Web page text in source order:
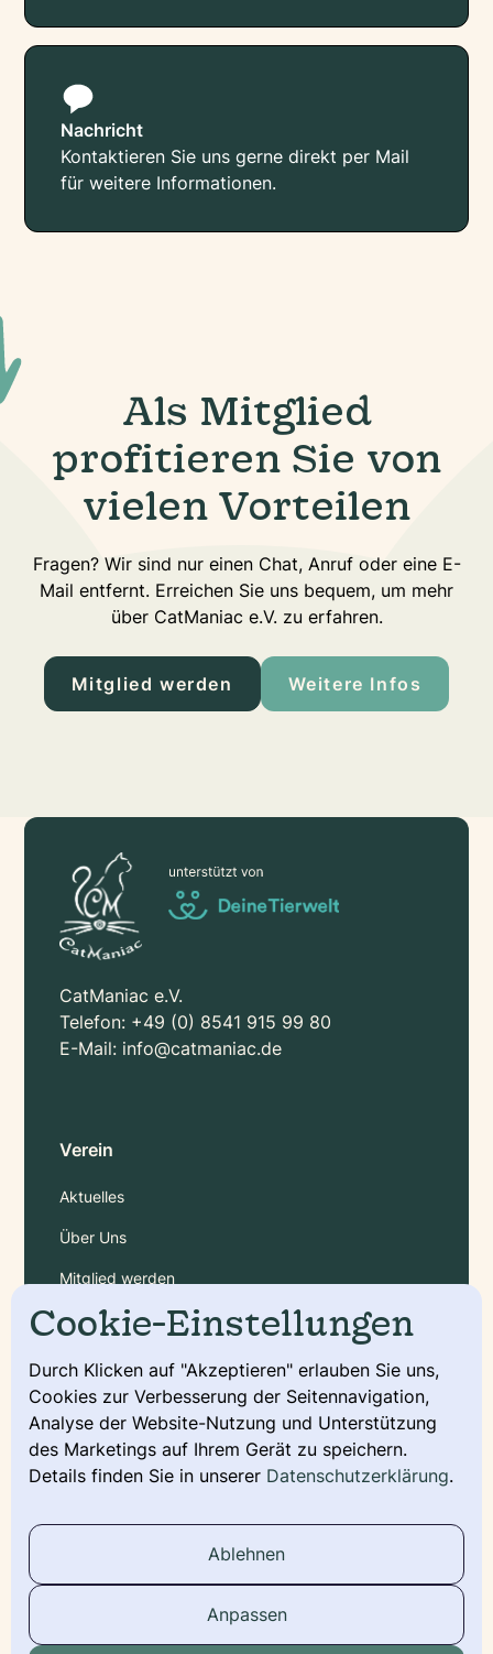
Nachricht
Kontaktieren Sie uns gerne direkt per Mail
für weitere Informationen.
Als Mitglied
profitieren Sie von
vielen Vorteilen
Fragen? Wir sind nur einen Chat, Anruf oder eine E-
Mail entfernt. Erreichen Sie uns bequem, um mehr
über CatManiac e.V. zu erfahren.
Mitglied werden Weitere Infos
CatManiac e.V.
Telefon: +49 (0) 8541 915 99 80
E-Mail: info@catmaniac.de
Verein
Aktuelles
Über Uns
Mitglied werden
Gebühren
Service
Deckmeldung
Urkunde beantragen
Wurfmeldung
Social Media
Cookie-Einstellungen
Durch Klicken auf "Akzeptieren" erlauben Sie uns,
Cookies zur Verbesserung der Seitennavigation,
Analyse der Website-Nutzung und Unterstützung
des Marketings auf Ihrem Gerät zu speichern.
Details finden Sie in unserer Datenschutzerklärung.
Ablehnen
Anpassen